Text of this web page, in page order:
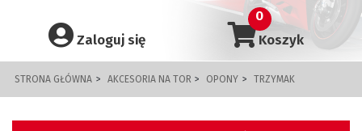
Koszyk
0
Zaloguj się
STRONA GŁÓWNA AKCESORIA NA TOR OPONY TRZYMAK